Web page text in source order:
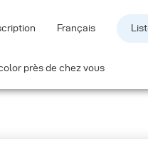
Français
près de chez vous